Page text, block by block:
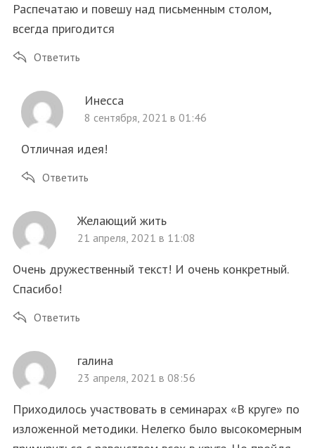
Распечатаю и повешу над письменным столом,
всегда пригодится
Ответить
Инесса
8 сентября, 2021 в 01:46
Отличная идея!
Ответить
Желающий жить
21 апреля, 2021 в 11:08
Очень дружественный текст! И очень конкретный.
Спасибо!
Ответить
галина
23 апреля, 2021 в 08:56
Приходилось участвовать в семинарах «В круге» по
изложенной методики. Нелегко было высокомерным